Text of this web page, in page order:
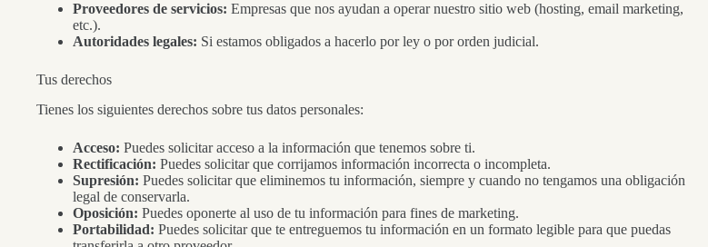
Proveedores de servicios: Empresas que nos ayudan a operar nuestro sitio web (hosting, email marketing,
etc.).
Autoridades legales: Si estamos obligados a hacerlo por ley o por orden judicial.
Tus derechos
Tienes los siguientes derechos sobre tus datos personales:
Acceso: Puedes solicitar acceso a la información que tenemos sobre ti.
Rectificación: Puedes solicitar que corrijamos información incorrecta o incompleta.
Supresión: Puedes solicitar que eliminemos tu información, siempre y cuando no tengamos una obligación
legal de conservarla.
Oposición: Puedes oponerte al uso de tu información para fines de marketing.
Portabilidad: Puedes solicitar que te entreguemos tu información en un formato legible para que puedas